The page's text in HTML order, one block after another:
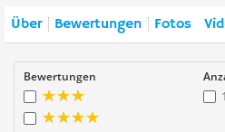
Über Bewertungen Fotos
Bewertungen